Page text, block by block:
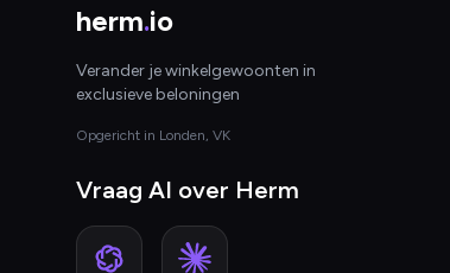
herm.io
Verander je winkelgewoonten in
exclusieve beloningen
Opgericht in Londen, VK
Vraag AI over Herm